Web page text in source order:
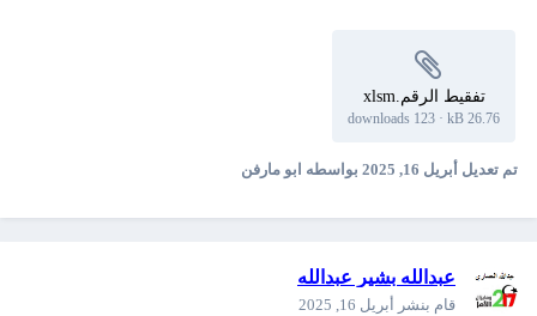
تفقيط الرقم.xlsm
26.76 kB
·
123 downloads
تم تعديل أبريل 16, 2025 بواسطه ابو مارفن
عبدالله بشير عبدالله
قام بنشر أبريل 16, 2025